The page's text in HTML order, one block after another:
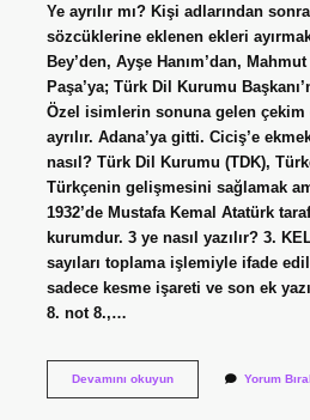
Ye ayrılır mı? Kişi adlarından
sözcüklerine eklenen ekleri
Bey’den, Ayşe Hanım’dan,
Paşa’ya; Türk Dil Kurumu
Özel isimlerin sonuna gelen
ayrılır. Adana’ya gitti. Ciciş’e ekmek
nasıl? Türk Dil Kurumu (TDK),
Türkçenin gelişmesini sağlamak
1932’de Mustafa Kemal Atatürk
kurumdur. 3 ye nasıl yazılır? 3.
sayıları toplama işlemiyle ifade
sadece kesme işareti ve son ek
8. not 8.,…
Devamını okuyunTdk
Yorum